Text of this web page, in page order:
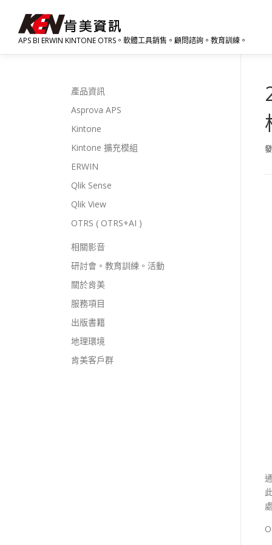
APS BI ERWIN KINTONE OTRS。軟體工具銷售。顧問諮詢。教育訓練。
產品資訊
Asprova APS
Kintone
Kintone 擴充模組
ERWIN
Qlik Sense
Qlik View
OTRS ( OTRS+AI )
相關影音
研討會。教育訓練。活動
關於肯美
服務項目
出版書籍
地理環境
肯美客戶群